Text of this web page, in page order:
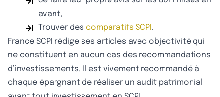
avant,
Trouver des comparatifs SCPI .
France SCPI rédige ses articles avec objectivité qui
ne constituent en aucun cas des recommandations
d’investissements. Il est vivement recommandé à
chaque épargnant de réaliser un audit patrimonial